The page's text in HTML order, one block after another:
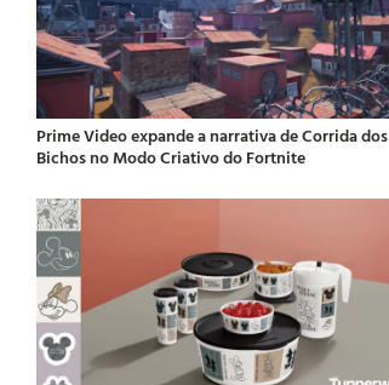
Prime Video expande a narrativa de Corrida dos
Bichos no Modo Criativo do Fortnite